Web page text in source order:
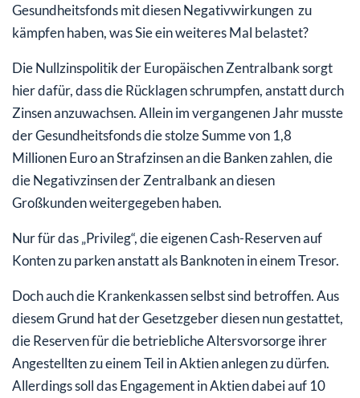
Gesundheitsfonds mit diesen Negativwirkungen zu
kämpfen haben, was Sie ein weiteres Mal belastet?
Die Nullzinspolitik der Europäischen Zentralbank sorgt
hier dafür, dass die Rücklagen schrumpfen, anstatt durch
Zinsen anzuwachsen. Allein im vergangenen Jahr musste
der Gesundheitsfonds die stolze Summe von 1,8
Millionen Euro an Strafzinsen an die Banken zahlen, die
die Negativzinsen der Zentralbank an diesen
Großkunden weitergegeben haben.
Nur für das „Privileg“, die eigenen Cash-Reserven auf
Konten zu parken anstatt als Banknoten in einem Tresor.
Doch auch die Krankenkassen selbst sind betroffen. Aus
diesem Grund hat der Gesetzgeber diesen nun gestattet,
die Reserven für die betriebliche Altersvorsorge ihrer
Angestellten zu einem Teil in Aktien anlegen zu dürfen.
Allerdings soll das Engagement in Aktien dabei auf 10